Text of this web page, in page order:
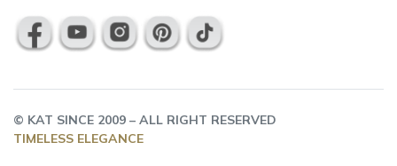
© KAT SINCE 2009 – ALL RIGHT RESERVED
TIMELESS ELEGANCE